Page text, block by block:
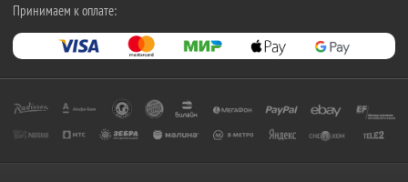
Принимаем к оплате: